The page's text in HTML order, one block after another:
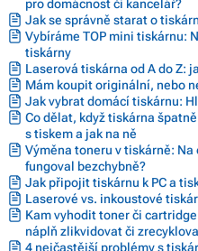
pro domácnost či kancelář?
Jak se správně starat o
Vybíráme TOP mini tiskárnu:
tiskárny
Laserová tiskárna od A do Z:
Mám koupit originální, nebo
Jak vybrat domácí tiskárnu:
Co dělat, když tiskárna
s tiskem a jak na ně
Výměna toneru v tiskárně:
fungoval bezchybně?
Jak připojit tiskárnu k PC a
Laserové vs. inkoustové
Kam vyhodit toner či
náplň zlikvidovat či
4 nejčastější problémy s